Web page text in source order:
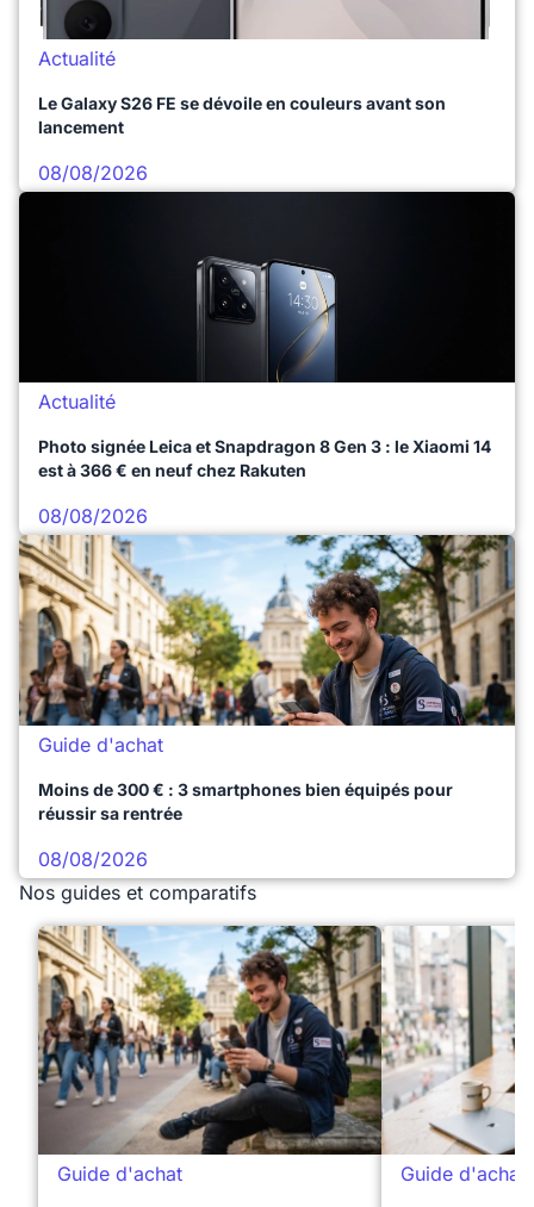
Actualité
Le Galaxy S26 FE se dévoile en couleurs avant son
lancement
08/08/2026
Actualité
Photo signée Leica et Snapdragon 8 Gen 3 : le Xiaomi 14
est à 366 € en neuf chez Rakuten
08/08/2026
Guide d'achat
Moins de 300 € : 3 smartphones bien équipés pour
réussir sa rentrée
08/08/2026
Nos guides et comparatifs
Guide d'achat Guide d'achat